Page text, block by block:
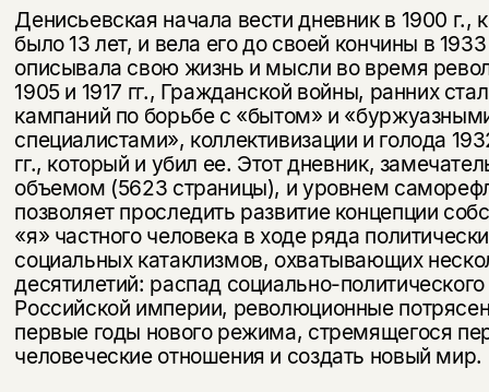
Денисьевская начала вести дневник в 1900 г.,
было 13 лет, и вела его до своей кончины в
описывала свою жизнь и мысли во время
1905 и 1917 гг., Гражданской войны, ранних
кампаний по борьбе с «бытом» и
специалистами», коллективизации и голода
гг., который и убил ее. Этот дневник,
объемом (5623 страницы), и уровнем
позволяет проследить развитие концепции
«я» частного человека в ходе ряда
социальных катаклизмов, охватывающих
десятилетий: распад социально-
Российской империи, револю­ционные
первые годы нового режима, стремящегося
человеческие отношения и создать новый мир.